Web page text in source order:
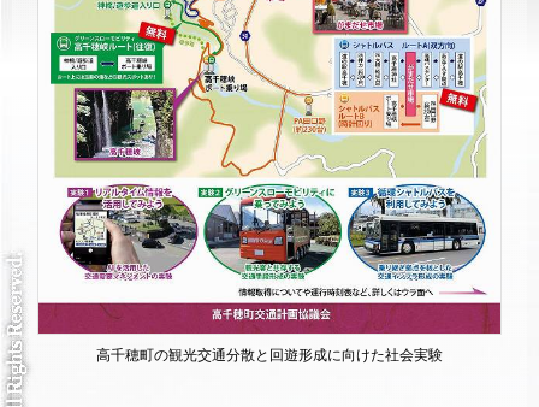
高千穂町の観光交通分散と回遊形成に向けた社会実験